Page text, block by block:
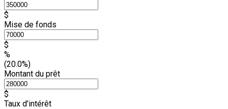
$
Mise de fonds
$
%
(20.0%)
Montant du prêt
$
Taux d'intérêt